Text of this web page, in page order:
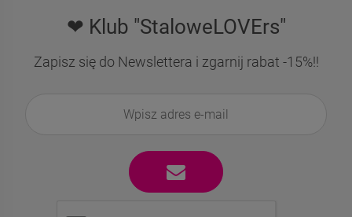
❤ Klub "StaloweLOVErs"
Zapisz się do Newslettera i zgarnij rabat -15%!!